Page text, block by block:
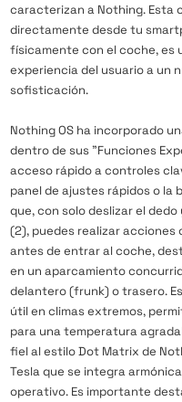
caracterizan a Nothing. Esta
directamente desde tu
físicamente con el coche, es
experiencia del usuario a un
sofisticación.
Nothing OS ha incorporado
dentro de sus "Funciones
acceso rápido a controles
panel de ajustes rápidos o la
que, con solo deslizar el
(2), puedes realizar acciones
antes de entrar al coche,
en un aparcamiento
delantero (frunk) o trasero.
útil en climas extremos,
para una temperatura
fiel al estilo Dot Matrix de
Tesla que se integra
operativo. Es importante